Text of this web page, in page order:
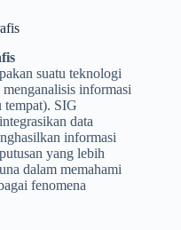
suatu teknologi
informasi
tempat). SIG
data
informasi
yang lebih
dalam memahami
fenomena